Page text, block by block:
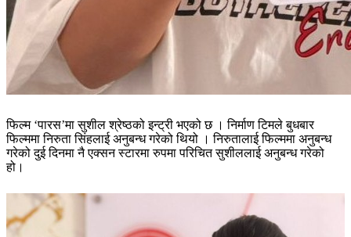
फिल्म ‘पारस’मा सुशील श्रेष्ठको इन्ट्री भएको छ । निर्माण टिमले बुधबार
फिल्ममा निरुता सिंहलाई अनुबन्ध गरेको थियो । निरुतालाई फिल्ममा अनुबन्ध
गरेको दुई दिनमा नै एक्सन स्टारमा रुपमा परिचित सुशीललाई अनुबन्ध गरेको
हो।